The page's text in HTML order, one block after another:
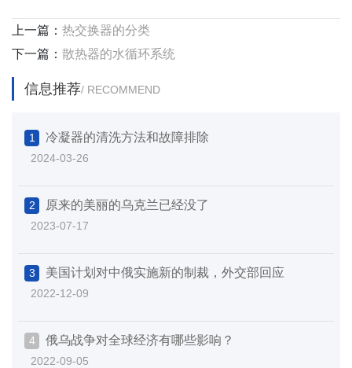
上一篇： 热交换器的分类
下一篇： 散热器的水循环系统
信息推荐/ RECOMMEND
1 冷凝器的清洗方法和故障排除
2024-03-26
2 原来的美丽的乌克兰已经没了
2023-07-17
3 美国计划对中俄实施新的制裁，外交部回应
2022-12-09
4 俄乌战争对全球经济有哪些影响？
2022-09-05